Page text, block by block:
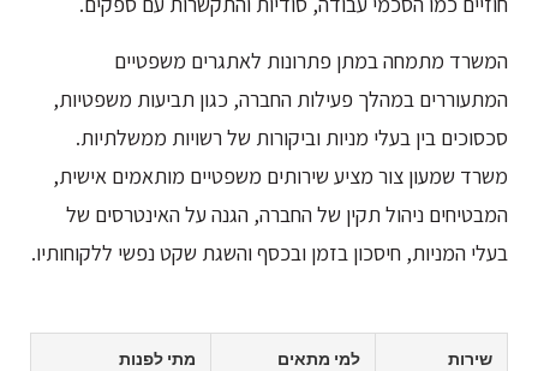
המשרד מתמחה במתן פתרונות לאתגרים משפטיים
המתעוררים במהלך פעילות החברה, כגון תביעות משפטיות,
סכסוכים בין בעלי מניות וביקורות של רשויות ממשלתיות.
משרד שמעון צור מציע שירותים משפטיים מותאמים אישית,
המבטיחים ניהול תקין של החברה, הגנה על האינטרסים של
בעלי המניות, חיסכון בזמן ובכסף והשגת שקט נפשי ללקוחותיו.
שירות למי מתאים מתי לפנות